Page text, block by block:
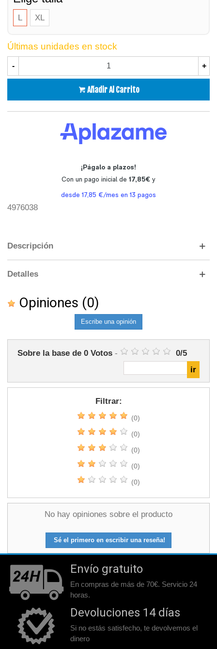
L XL
Últimas unidades en stock
- +
Añadir Al Carrito
4976038
Descripción
Detalles
Opiniones (0)
Escribe una opinión
Sobre la base de 0 Votos - 0/5
Filtrar:
(0)
(0)
(0)
(0)
(0)
No hay opiniones sobre el producto
Sé el primero en escribir una reseña!
Envío gratuito
En compras de más de 70€. Servicio 24
horas.
Devoluciones 14 días
Si no estás satisfecho, te devolvemos el
dinero